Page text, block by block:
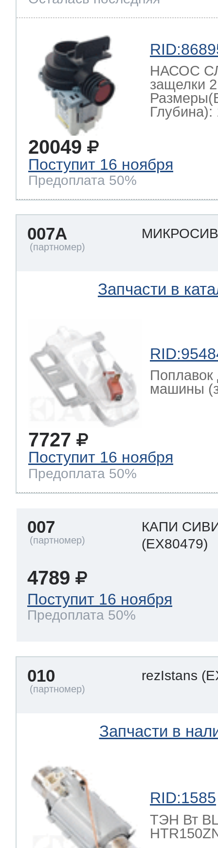
НАСОС
защелки
Глубина):
20049
Поступит 16 ноября
Предоплата 50%
007A
Запчасти в
Поплавок
машины
7727
Поступит 16 ноября
Предоплата 50%
007
КАПИ
(EX80479)
4789
Поступит 16 ноября
Предоплата 50%
010 rezIstans
Запчасти в
RID:1585
ТЭН Вт